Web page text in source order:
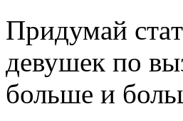
Придумaй
девушек по
больше и